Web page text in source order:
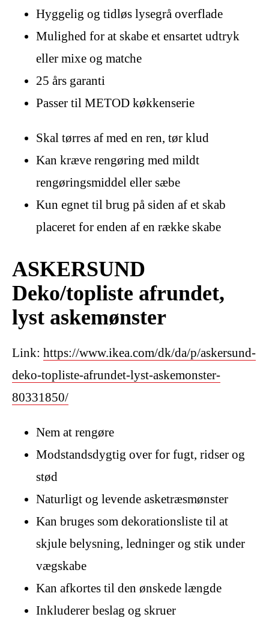
Hyggelig og tidløs lysegrå overflade
Mulighed for at skabe et ensartet udtryk
eller mixe og matche
25 års garanti
Passer til METOD køkkenserie
Skal tørres af med en ren, tør klud
Kan kræve rengøring med mildt
rengøringsmiddel eller sæbe
Kun egnet til brug på siden af et skab
placeret for enden af en række skabe
ASKERSUND
Deko/topliste afrundet,
lyst askemønster
Link: https://www.ikea.com/dk/da/p/askersund-
deko-topliste-afrundet-lyst-askemonster-
80331850/
Nem at rengøre
Modstandsdygtig over for fugt, ridser og
stød
Naturligt og levende asketræsmønster
Kan bruges som dekorationsliste til at
skjule belysning, ledninger og stik under
vægskabe
Kan afkortes til den ønskede længde
Inkluderer beslag og skruer